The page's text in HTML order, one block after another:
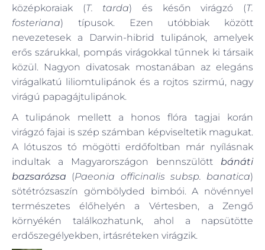
középkoraiak (T. tarda) és későn virágzó (T.
fosteriana) típusok. Ezen utóbbiak között
nevezetesek a Darwin-hibrid tulipánok, amelyek
erős szárukkal, pompás virágokkal tűnnek ki társaik
közül. Nagyon divatosak mostanában az elegáns
virágalkatú liliomtulipánok és a rojtos szirmú, nagy
virágú papagájtulipánok.
A tulipánok mellett a honos flóra tagjai korán
virágzó fajai is szép számban képviseltetik magukat.
A lótuszos tó mögötti erdőfoltban már nyílásnak
indultak a Magyarországon bennszülött bánáti
bazsarózsa (Paeonia officinalis subsp. banatica)
sötétrózsaszín gömbölyded bimbói. A növénnyel
természetes élőhelyén a Vértesben, a Zengő
környékén találkozhatunk, ahol a napsütötte
erdőszegélyekben, irtásréteken virágzik.